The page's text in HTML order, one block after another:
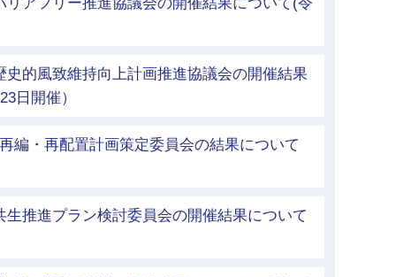
史的風致維持向上計画推進協議会の開催結果
日開催）
編・再配置計画策定委員会の結果について
生推進プラン検討委員会の開催結果について